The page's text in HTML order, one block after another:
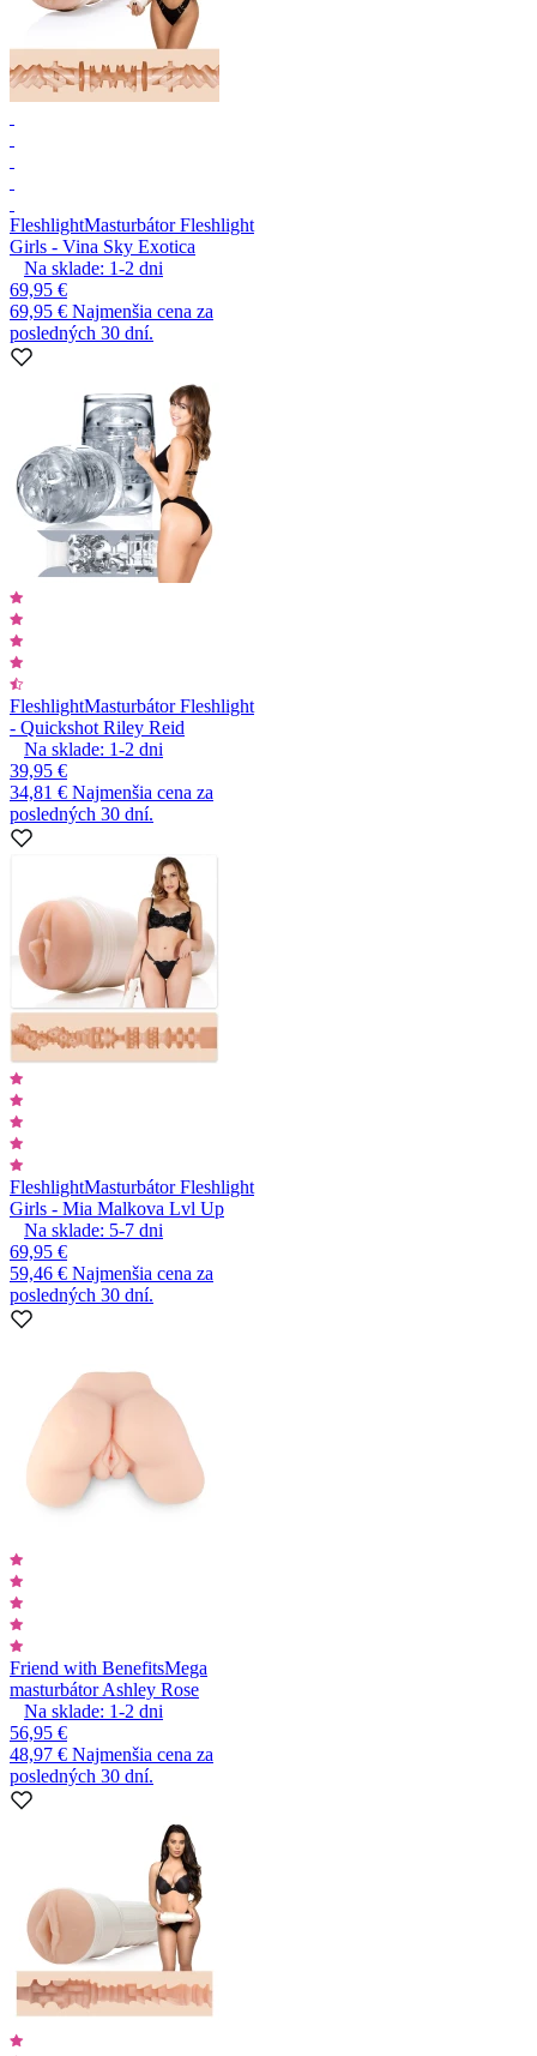
FleshlightMasturbátor Fleshlight
Girls - Vina Sky Exotica
Na sklade: 1-2 dni
69,95 €
69,95 € Najmenšia cena za
posledných 30 dní.
FleshlightMasturbátor Fleshlight
- Quickshot Riley Reid
Na sklade: 1-2 dni
39,95 €
34,81 € Najmenšia cena za
posledných 30 dní.
FleshlightMasturbátor Fleshlight
Girls - Mia Malkova Lvl Up
Na sklade: 5-7 dni
69,95 €
59,46 € Najmenšia cena za
posledných 30 dní.
Friend with BenefitsMega
masturbátor Ashley Rose
Na sklade: 1-2 dni
56,95 €
48,97 € Najmenšia cena za
posledných 30 dní.